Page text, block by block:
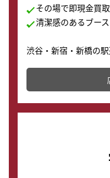
その場で即現金買取
清潔感のあるブース
渋谷・新宿・新橋の
その場で現金買取致
店舗を併設しており
の購入もできます♪